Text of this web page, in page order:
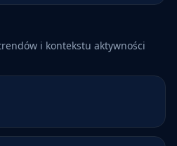
i kontekstu aktywności